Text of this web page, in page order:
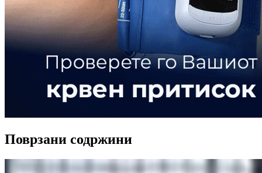
Поврзани содржини